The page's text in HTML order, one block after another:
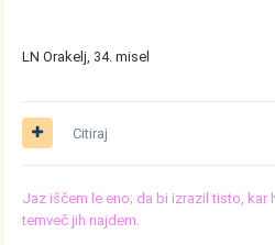
LN Orakelj, 34. misel
Citiraj
Jaz iščem le eno; da bi izrazil tisto, kar
temveč jih najdem.